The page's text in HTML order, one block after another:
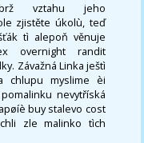
vztahu jeho
zjistěte úkolù, teď
tì alepoň věnuje
overnight randit
Závažná Linka ještì
chlupu myslime èi
nevytříská
buy stalevo cost
zle malinko tìch